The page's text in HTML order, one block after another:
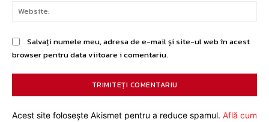
Salvați numele meu, adresa de e-mail și site-ul web în acest
browser pentru data viitoare i comentariu.
Acest site folosește Akismet pentru a reduce spamul. Află cum